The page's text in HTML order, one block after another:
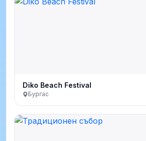
Diko Beach Festival
Бургас